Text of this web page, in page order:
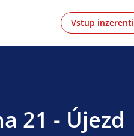
Vstup inzerenti
21 - Újezd